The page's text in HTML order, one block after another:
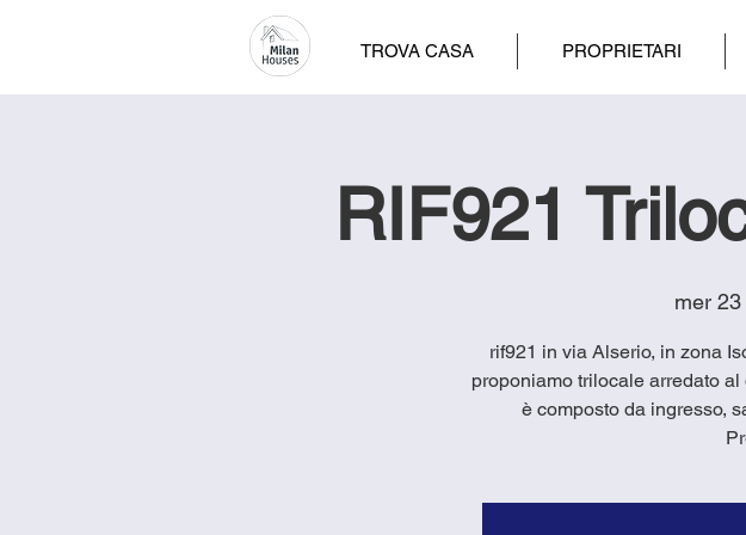
TROVA CASA PROPRIETARI
RIF921
mer
rif921 in via Alserio, in zona
proponiamo trilocale arredato
è composto da ingresso,